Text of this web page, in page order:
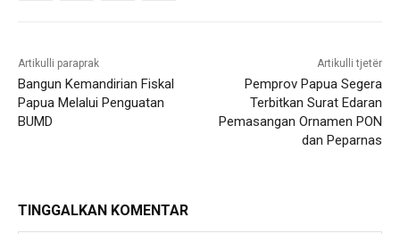
Artikulli paraprak
Bangun Kemandirian Fiskal
Papua Melalui Penguatan
BUMD
Artikulli tjetër
Pemprov Papua Segera
Terbitkan Surat Edaran
Pemasangan Ornamen PON
dan Peparnas
TINGGALKAN KOMENTAR